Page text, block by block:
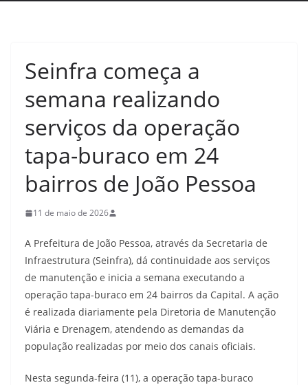
Seinfra começa a
semana realizando
serviços da operação
tapa-buraco em 24
bairros de João Pessoa
11 de maio de 2026
A Prefeitura de João Pessoa, através da Secretaria de
Infraestrutura (Seinfra), dá continuidade aos serviços
de manutenção e inicia a semana executando a
operação tapa-buraco em 24 bairros da Capital. A ação
é realizada diariamente pela Diretoria de Manutenção
Viária e Drenagem, atendendo as demandas da
população realizadas por meio dos canais oficiais.
Nesta segunda-feira (11), a operação tapa-buraco